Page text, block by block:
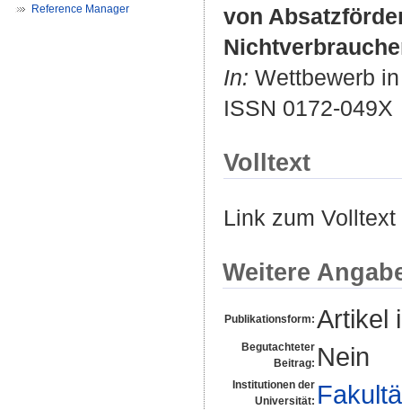
Reference Manager
von
In: Wettbewerb
ISSN 0172-049X
Volltext
Link zum
Weitere
Publikationsform: Artikel
Begutachteter
Beitrag: Nein
Institutionen der
Universität: